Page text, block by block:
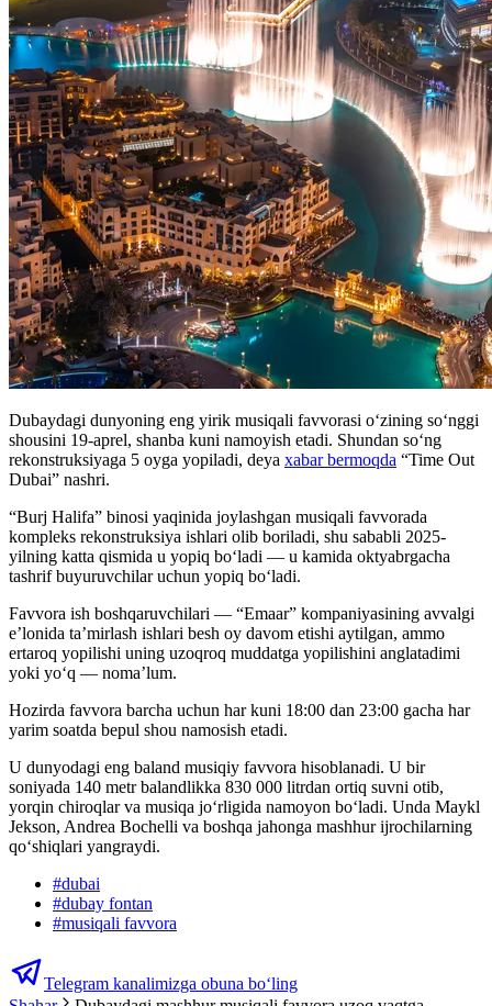
Dubaydagi dunyoning eng yirik musiqali favvorasi o‘zining so‘nggi
shousini 19-aprel, shanba kuni namoyish etadi. Shundan soʻng
rekonstruksiyaga 5 oyga yopiladi, deya xabar bermoqda “Time Out
Dubai” nashri.
“Burj Halifa” binosi yaqinida joylashgan musiqali favvorada
kompleks rekonstruksiya ishlari olib boriladi, shu sababli 2025-
yilning katta qismida u yopiq boʻladi — u kamida oktyabrgacha
tashrif buyuruvchilar uchun yopiq boʻladi.
Favvora ish boshqaruvchilari — “Emaar” kompaniyasining avvalgi
e’lonida ta’mirlash ishlari besh oy davom etishi aytilgan, ammo
ertaroq yopilishi uning uzoqroq muddatga yopilishini anglatadimi
yoki yo‘q — noma’lum.
Hozirda favvora barcha uchun har kuni 18:00 dan 23:00 gacha har
yarim soatda bepul shou namosish etadi.
U dunyodagi eng baland musiqiy favvora hisoblanadi. U bir
soniyada 140 metr balandlikka 830 000 litrdan ortiq suvni otib,
yorqin chiroqlar va musiqa jo‘rligida namoyon bo‘ladi. Unda Maykl
Jekson, Andrea Bochelli va boshqa jahonga mashhur ijrochilarning
qo‘shiqlari yangraydi.
#dubai
#dubay fontan
#musiqali favvora
Telegram kanalimizga obuna bo‘ling